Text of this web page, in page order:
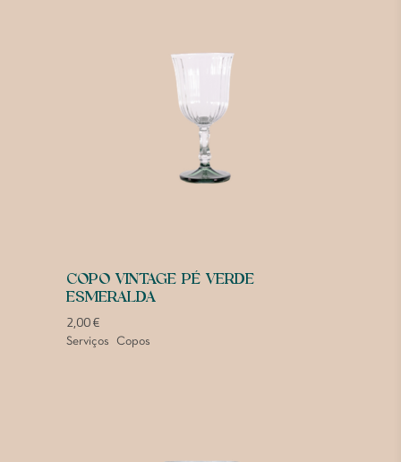
COPO VINTAGE PÉ VERDE
ESMERALDA
2,00€
Serviços Copos